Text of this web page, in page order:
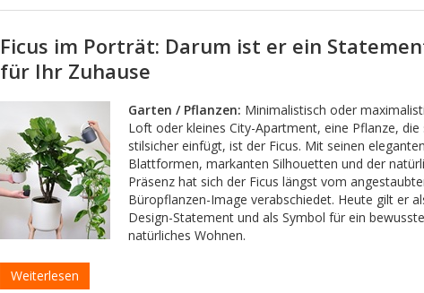
Ficus im Porträt: Darum ist er ein
für Ihr Zuhause
Garten / Pflanzen: Minimalistisch oder
Loft oder kleines City-Apartment, eine Pflanze, die
stilsicher einfügt, ist der Ficus. Mit seinen eleganten
Blattformen, markanten Silhouetten und der
Präsenz hat sich der Ficus längst vom
Büropflanzen-Image verabschiedet. Heute gilt er
Design-Statement und als Symbol für ein
natürliches Wohnen.
Weiterlesen